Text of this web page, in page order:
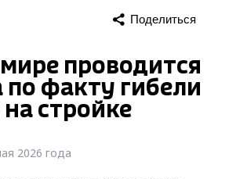
Поделиться
проводится
по факту гибели
на стройке
2026 года